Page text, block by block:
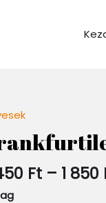
Ft – 1 850